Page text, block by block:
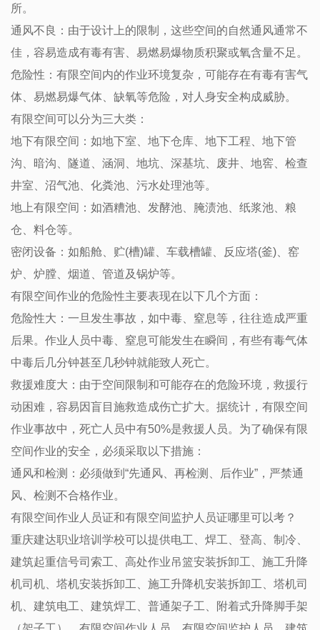
所。
通风不良：由于设计上的限制，这些空间的自然通风通常不
佳，容易造成有毒有害、易燃易爆物质积聚或氧含量不足。
危险性：有限空间内的作业环境复杂，可能存在有毒有害气
体、易燃易爆气体、缺氧等危险，对人身安全构成威胁。
有限空间可以分为三大类：
地下有限空间：如地下室、地下仓库、地下工程、地下管
沟、暗沟、隧道、涵洞、地坑、深基坑、废井、地窖、检查
井室、沼气池、化粪池、污水处理池等。
地上有限空间：如酒糟池、发酵池、腌渍池、纸浆池、粮
仓、料仓等。
密闭设备：如船舱、贮(槽)罐、车载槽罐、反应塔(釜)、窑
炉、炉膛、烟道、管道及锅炉等。
有限空间作业的危险性主要表现在以下几个方面：
危险性大：一旦发生事故，如中毒、窒息等，往往造成严重
后果。作业人员中毒、窒息可能发生在瞬间，有些有毒气体
中毒后几分钟甚至几秒钟就能致人死亡。
救援难度大：由于空间限制和可能存在的危险环境，救援行
动困难，容易因盲目施救造成伤亡扩大。据统计，有限空间
作业事故中，死亡人员中有50%是救援人员。为了确保有限
空间作业的安全，必须采取以下措施：
通风和检测：必须做到“先通风、再检测、后作业”，严禁通
风、检测不合格作业。
有限空间作业人员证和有限空间监护人员证哪里可以考？
重庆建达职业培训学校可以提供电工、焊工、登高、制冷、
建筑起重信号司索工、高处作业吊篮安装拆卸工、施工升降
机司机、塔机安装拆卸工、施工升降机安装拆卸工、塔机司
机、建筑电工、建筑焊工、普通架子工、附着式升降脚手架